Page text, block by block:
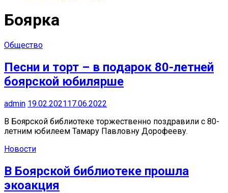
Боярка
Общество
Песни и торт – в подарок 80-летней
боярской юбилярше
admin 19.02.202117.06.2022
В Боярской библиотеке торжественно поздравили с 80-
летним юбилеем Тамару Павловну Дорофееву.
Новости
В Боярской библиотеке прошла
экоакция